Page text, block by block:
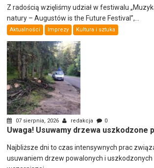
Z radością wzięliśmy udział w festiwalu
natury – Augustów is the Future Festival”,...
Aktualności Imprezy Kultura i sztuka
07 sierpnia, 2026 redakcja 0
Uwaga! Usuwamy drzewa uszkodzone
Najbliższe dni to czas intensywnych prac
usuwaniem drzew powalonych i uszkodzonych